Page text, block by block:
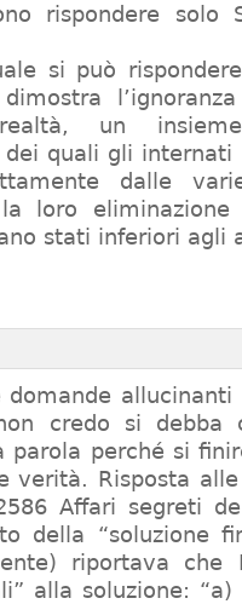
rispondere solo
si può
un
quali gli
dalle
loro eliminazione
stati inferiori agli
domande
credo si debba
parola perché si
verità. Risposta
Affari segreti
della “soluzione
riportava che
alla soluzione: